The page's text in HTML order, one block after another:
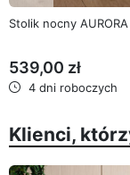
Stolik nocny
539,00 zł
4 dni roboczych
Klienci,